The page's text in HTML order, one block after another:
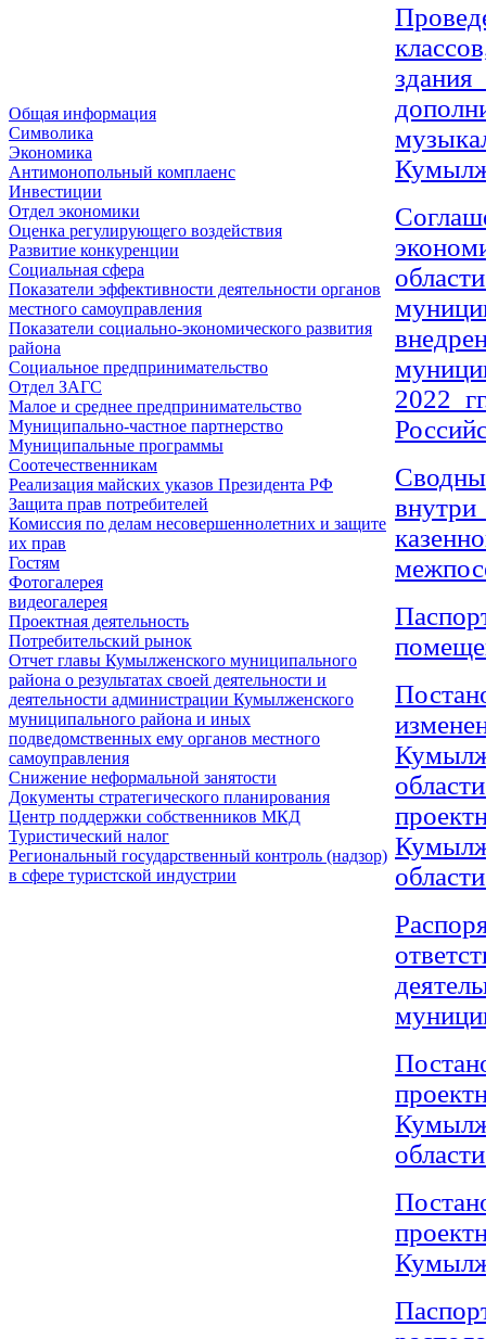
Общая информация
Символика
Экономика
Антимонопольный комплаенс
Инвестиции
Отдел экономики
Оценка регулирующего воздействия
Развитие конкуренции
Социальная сфера
Показатели эффективности деятельности органов
местного самоуправления
Показатели социально-экономического развития
района
Социальное предпринимательство
Отдел ЗАГС
Малое и среднее предпринимательство
Муниципально-частное партнерство
Муниципальные программы
Соотечественникам
Реализация майских указов Президента РФ
Защита прав потребителей
Комиссия по делам несовершеннолетних и защите
их прав
Гостям
Фотогалерея
видеогалерея
Проектная деятельность
Потребительский рынок
Отчет главы Кумылженского муниципального
района о результатах своей деятельности и
деятельности администрации Кумылженского
муниципального района и иных
подведомственных ему органов местного
самоуправления
Снижение неформальной занятости
Документы стратегического планирования
Центр поддержки собственников МКД
Туристический налог
Региональный государственный контроль (надзор)
в сфере туристской индустрии
2022